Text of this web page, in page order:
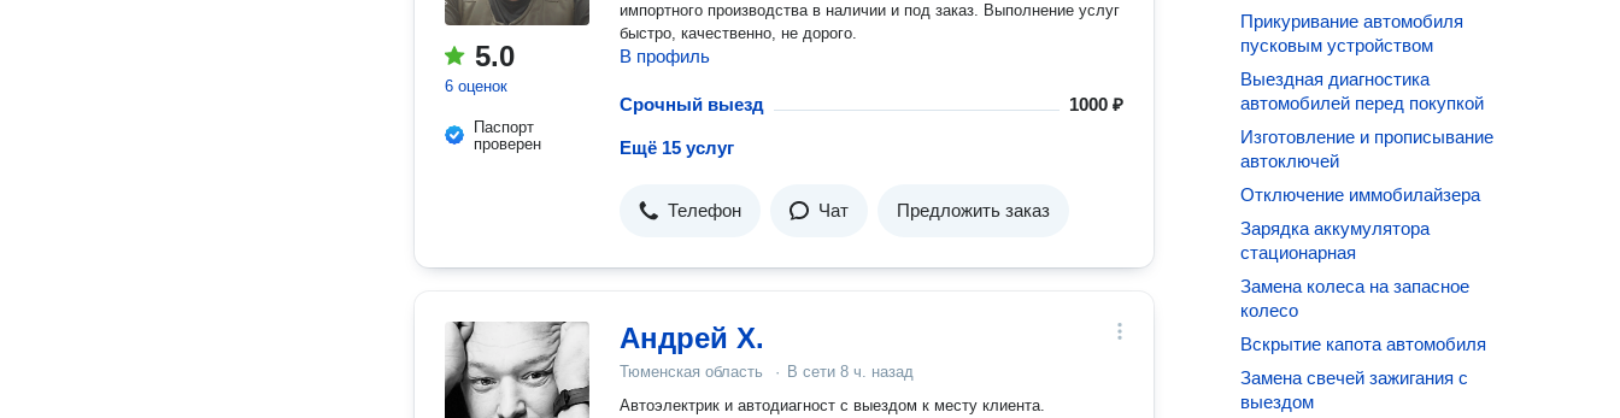
5.0
6 оценок
Паспорт
проверен
импортного производства в наличии и под заказ. Выполнение услуг
быстро, качественно, не дорого.
В профиль
Срочный выезд 1000 ₽
Ещё 15 услуг
Телефон Чат Предложить заказ
Андрей Х.
Тюменская область · В сети 8 ч. назад
Автоэлектрик и автодиагност с выездом к месту клиента.
Прикуривание автомобиля
пусковым устройством
Выездная диагностика
автомобилей перед покупкой
Изготовление и прописывание
автоключей
Отключение иммобилайзера
Зарядка аккумулятора
стационарная
Замена колеса на запасное
колесо
Вскрытие капота автомобиля
Замена свечей зажигания с
выездом